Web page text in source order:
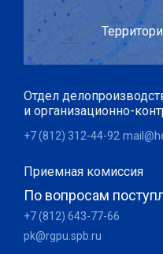
Отдел
и организационно-
+7 (812) 312-44-92
Приемная комиссия
По вопросам
+7 (812) 643-77-66
pk@rgpu.spb.ru